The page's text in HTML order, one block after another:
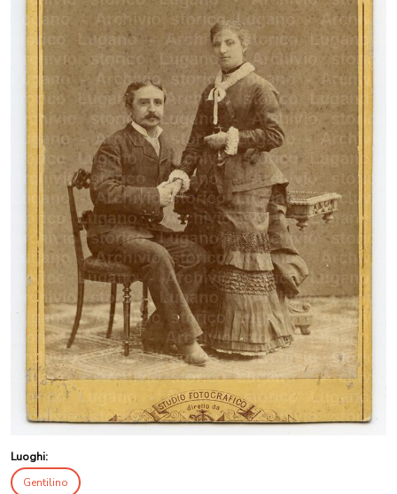
Luoghi:
Gentilino